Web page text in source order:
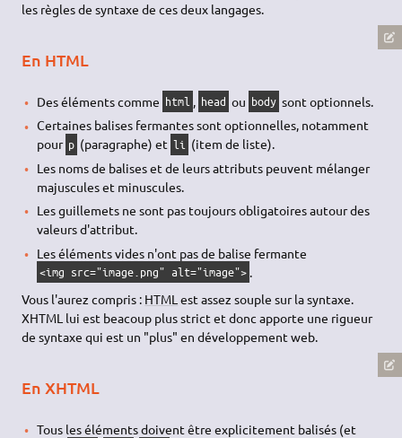
les règles de syntaxe de ces deux langages.
En HTML
Des éléments comme html , head ou body sont optionnels.
Certaines balises fermantes sont optionnelles, notamment
pour p (paragraphe) et li (item de liste).
Les noms de balises et de leurs attributs peuvent mélanger
majuscules et minuscules.
Les guillemets ne sont pas toujours obligatoires autour des
valeurs d'attribut.
Les éléments vides n'ont pas de balise fermante
<img src="image.png" alt="image"> .
Vous l'aurez compris : HTML est assez souple sur la syntaxe.
XHTML lui est beacoup plus strict et donc apporte une rigueur
de syntaxe qui est un "plus" en développement web.
En XHTML
Tous les éléments doivent être explicitement balisés (et